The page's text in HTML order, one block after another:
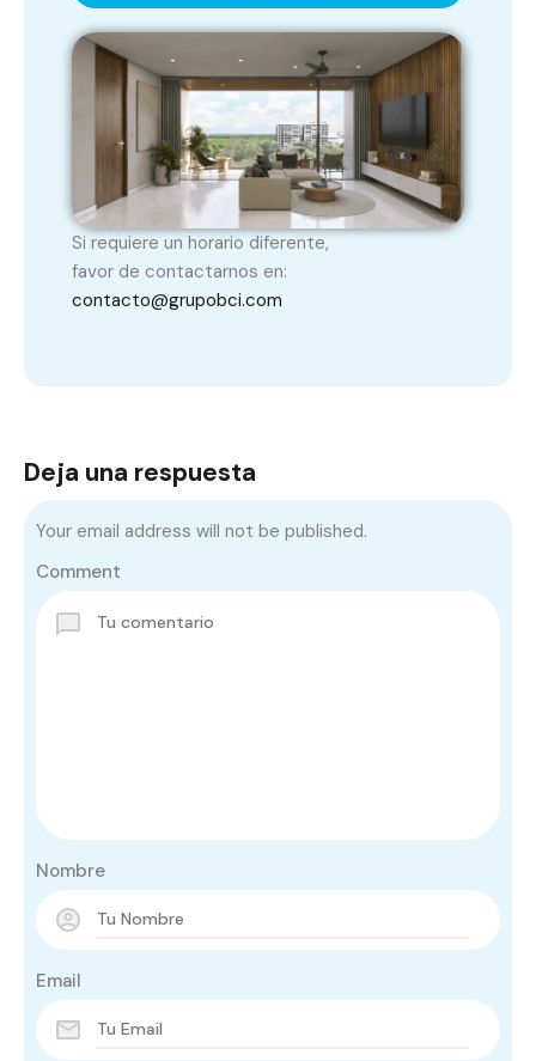
Si requiere un horario diferente,
favor de contactarnos en:
contacto@grupobci.com
Deja una respuesta
Your email address will not be published.
Comment
Nombre
Email